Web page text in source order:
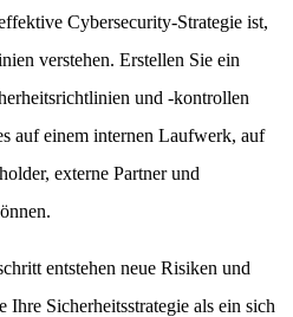
Cybersecurity-Strategie ist,
verstehen. Erstellen Sie ein
und -kontrollen
auf einem internen Laufwerk, auf
externe Partner und
entstehen neue Risiken und
Ihre Sicherheitsstrategie als ein sich